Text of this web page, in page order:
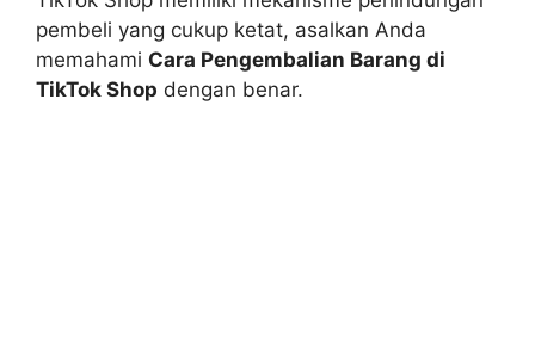
pembeli yang cukup ketat, asalkan Anda
memahami Cara Pengembalian Barang di
TikTok Shop dengan benar.